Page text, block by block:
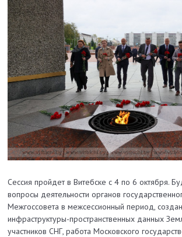
Сессия пройдет в Витебске с 4 по 6 октября.
вопросы деятельности органов
Межгоссовета в межсессионный период,
инфраструктуры-пространственных данных
участников СНГ, работа Московского